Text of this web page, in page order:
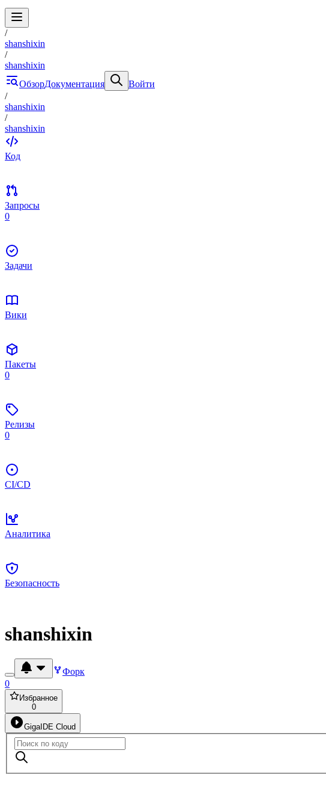
/
shanshixin
/
shanshixin
ОбзорДокументация
Войти
/
shanshixin
/
shanshixin
Код
Запросы
0
Задачи
Вики
Пакеты
0
Релизы
0
CI/CD
Аналитика
Безопасность
shanshixin
Форк
0
Избранное
0
GigaIDE Cloud